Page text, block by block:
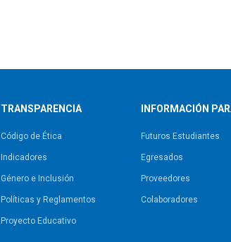
TRANSPARENCIA
Código de Ética
Indicadores
Género e Inclusión
Políticas y Reglamentos​
Proyecto Educativo
INFORMACIÓN
Futuros Estudiantes
Egresados
Proveedores
Colaboradores